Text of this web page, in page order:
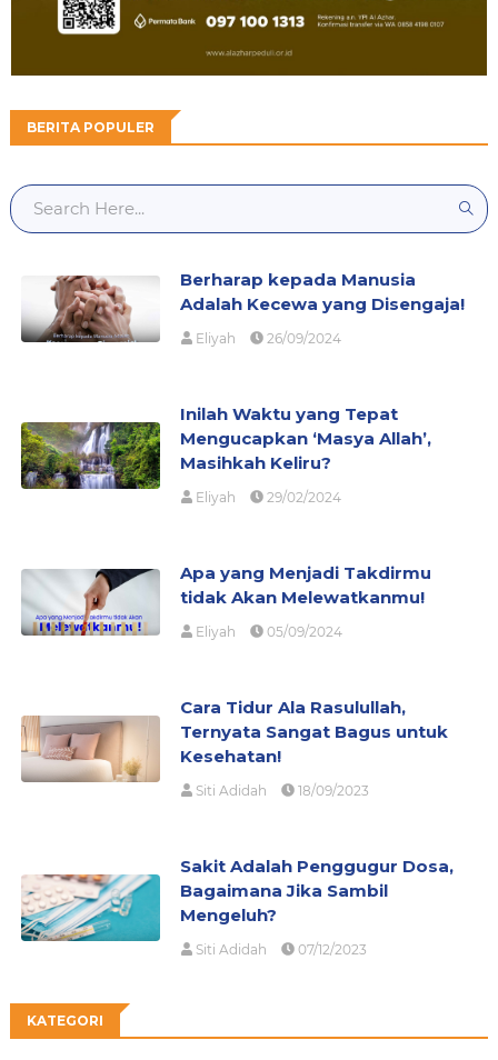
BERITA POPULER
Berharap kepada Manusia
Adalah Kecewa yang Disengaja!
Eliyah 26/09/2024
Inilah Waktu yang Tepat
Mengucapkan ‘Masya Allah’,
Masihkah Keliru?
Eliyah 29/02/2024
Apa yang Menjadi Takdirmu
tidak Akan Melewatkanmu!
Eliyah 05/09/2024
Cara Tidur Ala Rasulullah,
Ternyata Sangat Bagus untuk
Kesehatan!
Siti Adidah 18/09/2023
Sakit Adalah Penggugur Dosa,
Bagaimana Jika Sambil
Mengeluh?
Siti Adidah 07/12/2023
KATEGORI